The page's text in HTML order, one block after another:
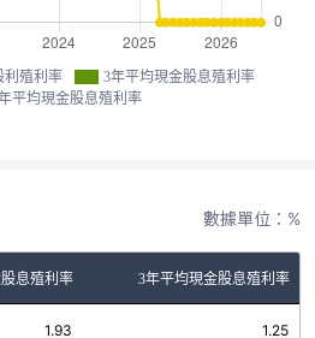
利殖利率
3年平均現金股息殖利率
平均現金股息殖利率
數據單位：%
息殖利率 3年平均現金股息殖利率
1.93 1.25